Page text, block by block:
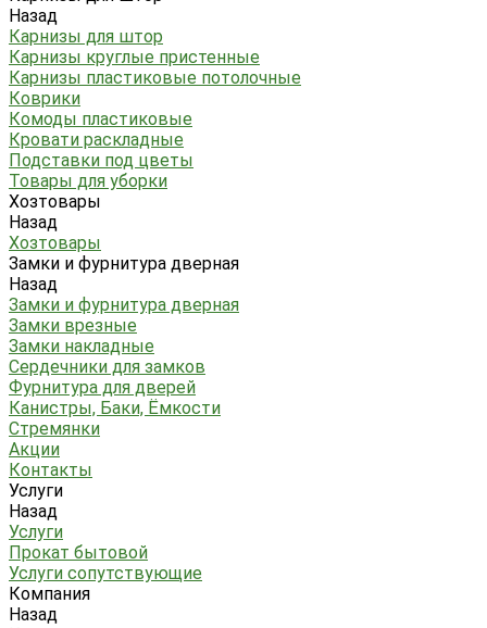
Назад
Карнизы для штор
Карнизы круглые пристенные
Карнизы пластиковые потолочные
Коврики
Комоды пластиковые
Кровати раскладные
Подставки под цветы
Товары для уборки
Хозтовары
Назад
Хозтовары
Замки и фурнитура дверная
Назад
Замки и фурнитура дверная
Замки врезные
Замки накладные
Сердечники для замков
Фурнитура для дверей
Канистры, Баки, Ёмкости
Стремянки
Акции
Контакты
Услуги
Назад
Услуги
Прокат бытовой
Услуги сопутствующие
Компания
Назад